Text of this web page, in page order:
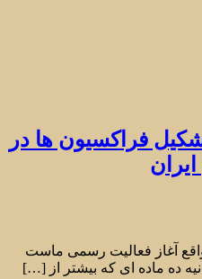
فراکسیون ها در
آغاز فعالیت رسمی ماست